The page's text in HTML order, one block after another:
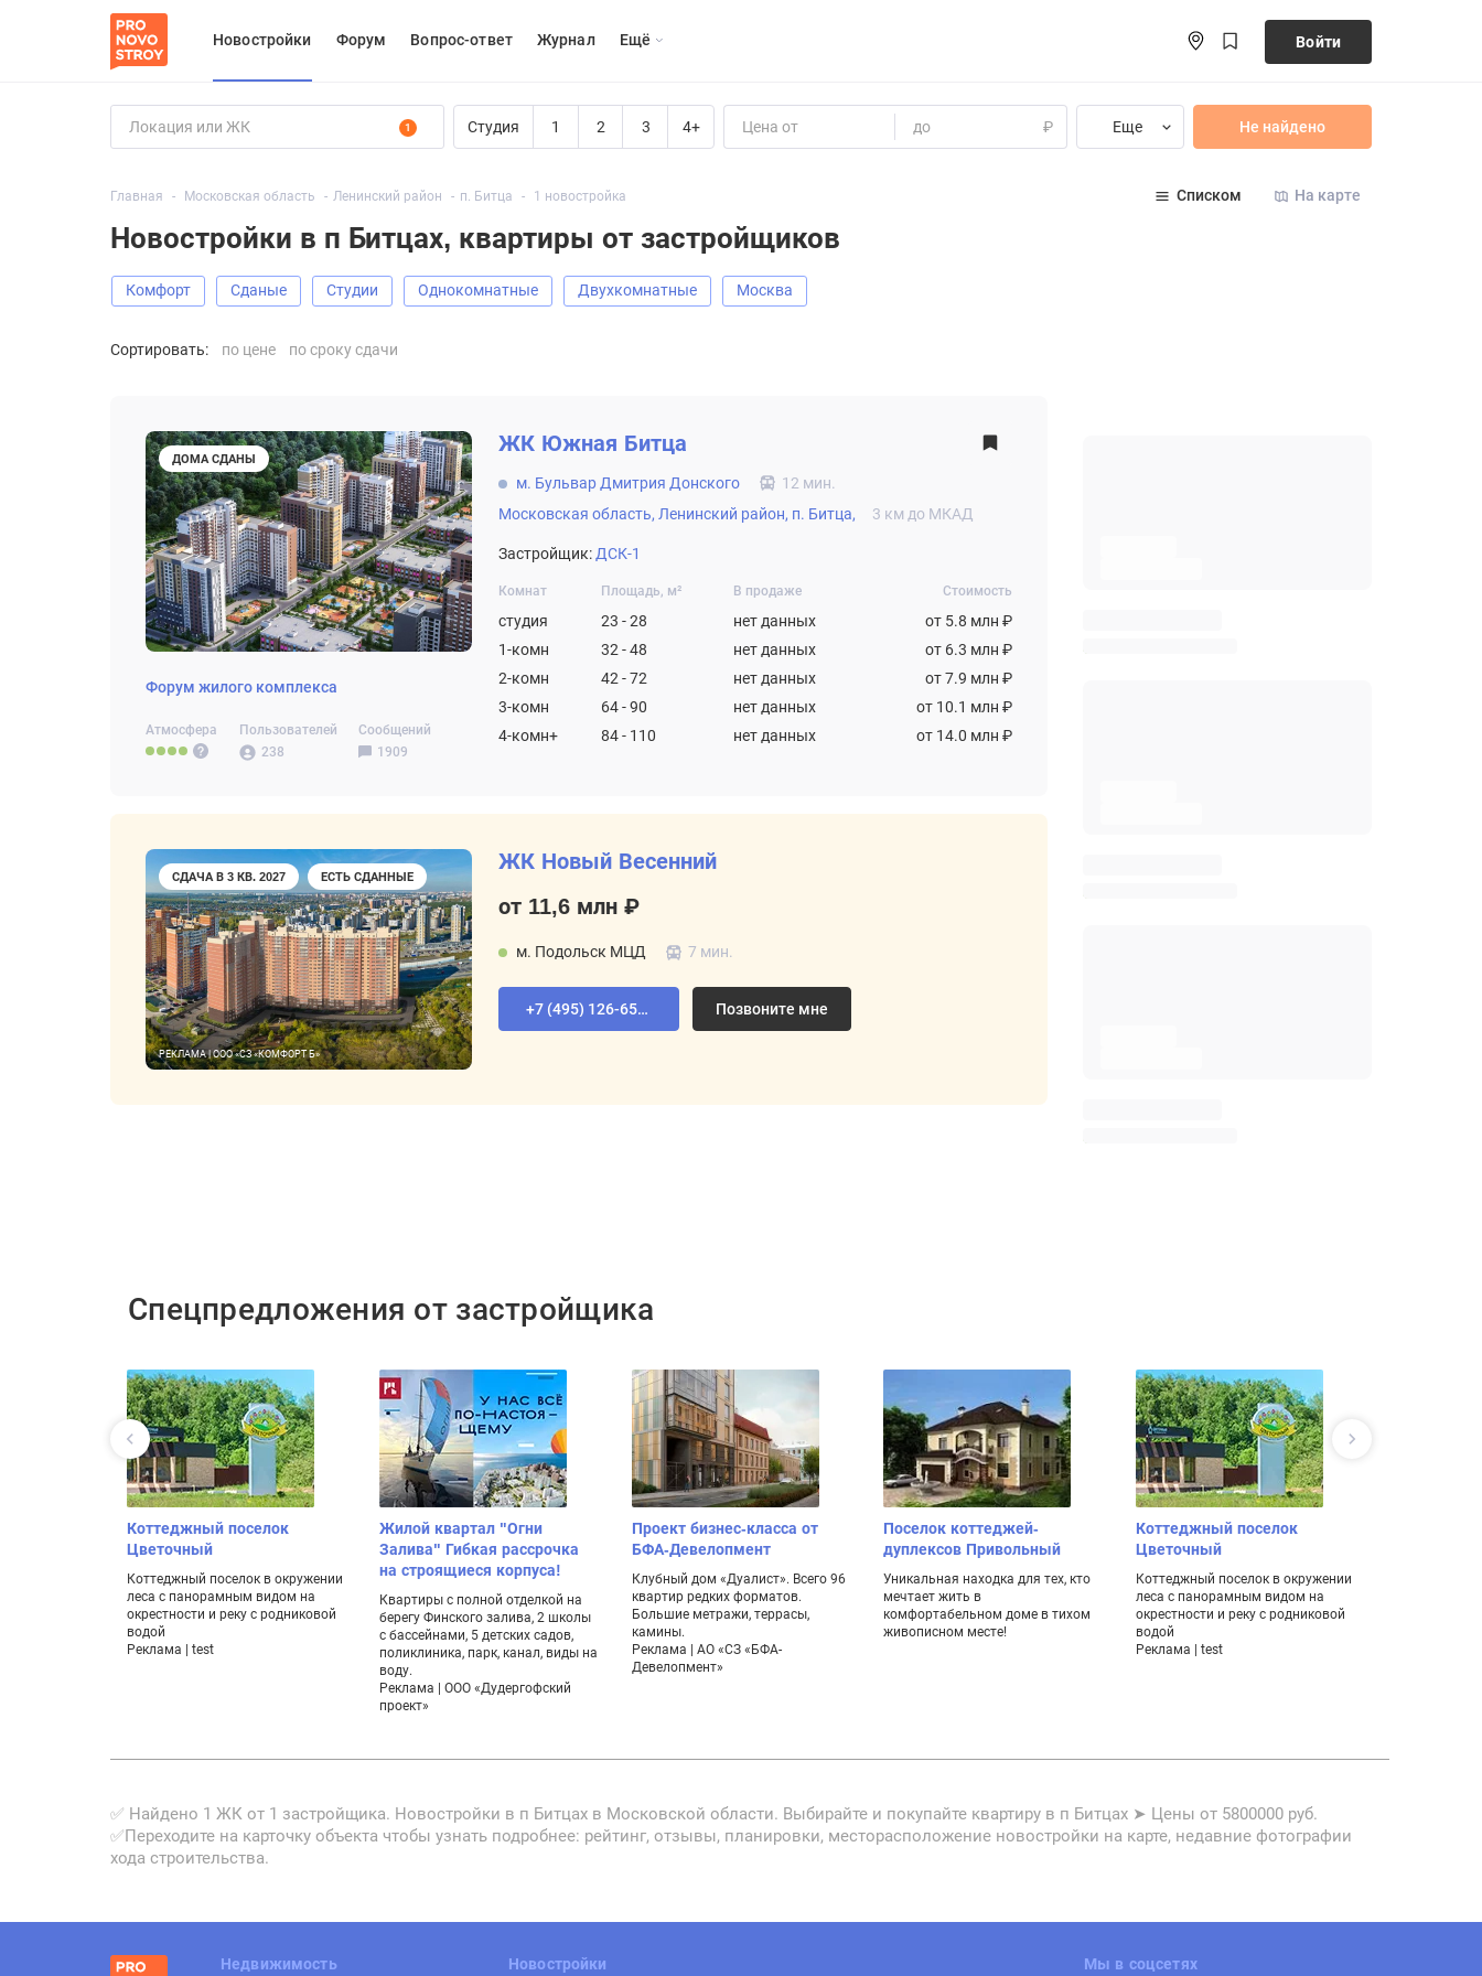
Новостройки Форум Вопрос-ответ Журнал Eщё Войти
1 Студия 1 2 3 4+ Цена от до ₽ Еще Не найдено
Списком На карте
Главная Московская область Ленинский район п. Битца 1 новостройка
Новостройки в п Битцах, квартиры от застройщиков
Комфорт Сданые Студии Однокомнатные Двухкомнатные Москва
Сортировать: по цене по сроку сдачи
ДОМА СДАНЫ
Форум жилого комплекса
Атмосфера
Пользователей
238
Сообщений
1909
ЖК Южная Битца
м. Бульвар Дмитрия Донского
12 мин.
Московская область, Ленинский район, п. Битца, 3 км до МКАД
Застройщик:ДСК-1
Комнат Площадь, м² В продаже Стоимость
студия 23 - 28 нет данных
от 5.8 млн ₽
1-комн
32 - 48 нет данных
от 6.3 млн ₽
2-комн
42 - 72 нет данных
от 7.9 млн ₽
3-комн
64 - 90 нет данных
от 10.1 млн ₽
4-комн+
84 - 110 нет данных от 14.0 млн ₽
СДАЧА В 3 КВ. 2027 ЕСТЬ СДАННЫЕ
РЕКЛАМА | ООО «СЗ «КОМФОРТ Б»
ЖК Новый Весенний
от 11,6 млн ₽
м. Подольск МЦД 7 мин.
+7 (495) 126-65-04 Позвоните мне
Спецпредложения от застройщика
Коттеджный поселок
Цветочный
Коттеджный поселок в окружении
леса с панорамным видом на
окрестности и реку с родниковой
водой
Реклама | test
Жилой квартал "Огни
Залива" Гибкая рассрочка
на строящиеся корпуса!
Квартиры с полной отделкой на
берегу Финского залива, 2 школы
с бассейнами, 5 детских садов,
поликлиника, парк, канал, виды на
воду.
Реклама | ООО «Дудергофский
проект»
Проект бизнес-класса от
БФА-Девелопмент
Клубный дом «Дуалист». Всего 96
квартир редких форматов.
Большие метражи, террасы,
камины.
Реклама | АО «СЗ «БФА-
Девелопмент»
Поселок коттеджей-
дуплексов Привольный
Уникальная находка для тех, кто
мечтает жить в
комфортабельном доме в тихом
живописном месте!
Коттеджный поселок
Цветочный
Коттеджный поселок в окружении
леса с панорамным видом на
окрестности и реку с родниковой
водой
Реклама | test
✅ Найдено 1 ЖК от 1 застройщика. Новостройки в п Битцах в Московской области. Выбирайте и покупайте квартиру в п Битцах ➤ Цены от 5800000 руб.
✅Переходите на карточку объекта чтобы узнать подробнее: рейтинг, отзывы, планировки, месторасположение новостройки на карте, недавние фотографии
хода строительства.
Недвижимость Новостройки Мы в соцсетях